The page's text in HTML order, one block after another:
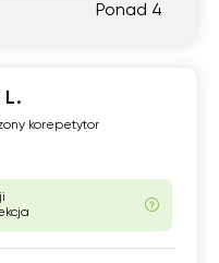
Ponad 4
L.
korepetytor